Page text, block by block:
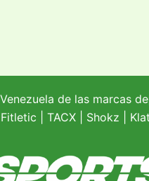
de las marcas
Fitletic TACX| Shokz